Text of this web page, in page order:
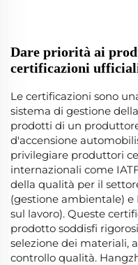
Dare priorità ai
certificazioni
Le certificazioni sono
sistema di gestione
prodotti di un
d'accensione
privilegiare produttori
internazionali come
della qualità per il
(gestione ambientale) e
sul lavoro). Queste
prodotto soddisfi
selezione dei materiali,
controllo qualità.